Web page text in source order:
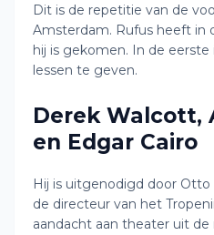
Dit is de repetitie van de
Amsterdam. Rufus heeft in
hij is gekomen. In de
lessen te geven.
Derek Walcott,
en Edgar Cairo
Hij is uitgenodigd door
de directeur van het
aandacht aan theater uit